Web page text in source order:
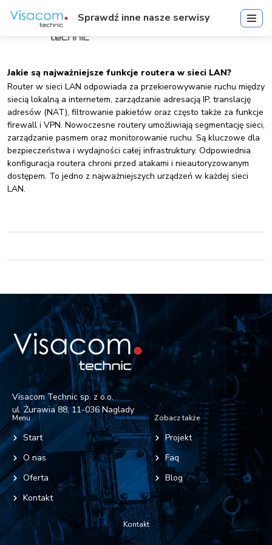
Jakie są najważniejsze funkcje routera w sieci LAN?
Router w sieci LAN odpowiada za przekierowywanie ruchu między
siecią lokalną a internetem, zarządzanie adresacją IP, translację
adresów (NAT), filtrowanie pakietów oraz często także za funkcje
firewall i VPN. Nowoczesne routery umożliwiają segmentację sieci,
zarządzanie pasmem oraz monitorowanie ruchu. Są kluczowe dla
bezpieczeństwa i wydajności całej infrastruktury. Odpowiednia
konfiguracja routera chroni przed atakami i nieautoryzowanym
dostępem. To jedno z najważniejszych urządzeń w każdej sieci
LAN.
Visacom Technic sp. z o.o.
ul. Żurawia 88, 11-036 Naglady
Menu
Start
O nas
Oferta
Kontakt
Zobacz także
Projekt
Faq
Blog
Kontakt
Sprawdź inne nasze serwisy